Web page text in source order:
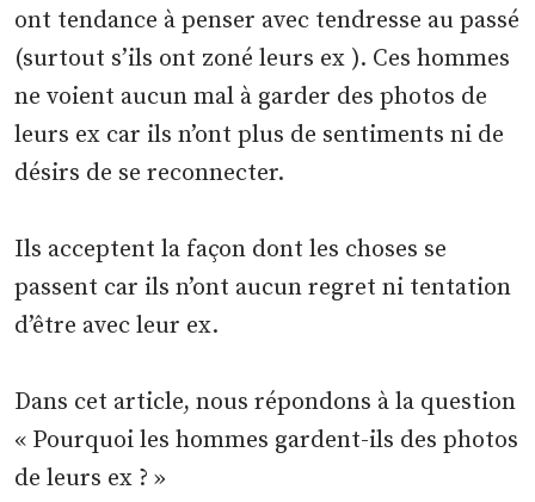
ont tendance à penser avec tendresse au passé
(surtout s’ils ont zoné leurs ex ). Ces hommes
ne voient aucun mal à garder des photos de
leurs ex car ils n’ont plus de sentiments ni de
désirs de se reconnecter.
Ils acceptent la façon dont les choses se
passent car ils n’ont aucun regret ni tentation
d’être avec leur ex.
Dans cet article, nous répondons à la question
« Pourquoi les hommes gardent-ils des photos
de leurs ex ? »